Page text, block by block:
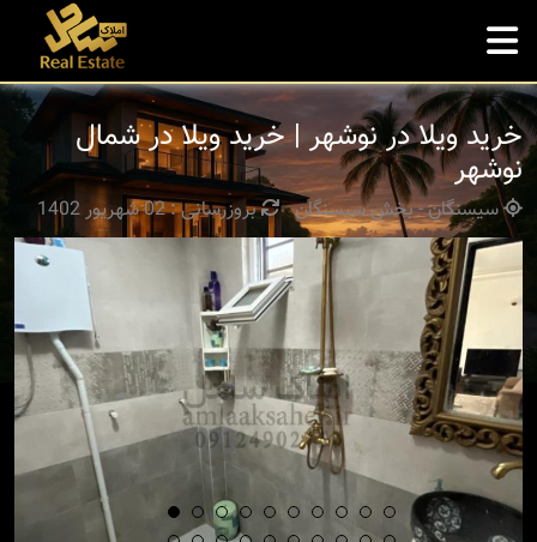
خرید ویلا در نوشهر | خرید ویلا در شمال
نوشهر
سیسنگان - بخش سیسنگان بروزرسانی : 02 شهریور 1402